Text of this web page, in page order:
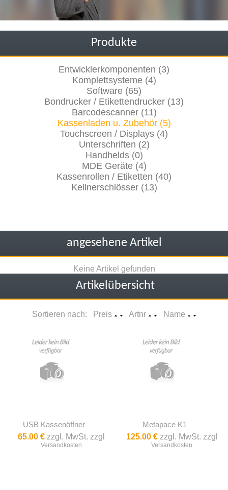
Produkte
Entwicklerkomponenten (3)
Komplettsysteme (4)
Software (65)
Bondrucker / Etikettendrucker (13)
Barcodescanner (11)
Kassenladen u. Zubehör (5)
Touchscreen / Displays (4)
Unterschriften (2)
Handhelds (0)
MDE Geräte (4)
Kassenrollen / Etiketten (40)
Kellnerschlösser (13)
angesehene Artikel
Keine Artikel gefunden
Artikelübersicht
Sortieren nach: Preis Artnr Name
USB Kassenöffner
65.00 €zzgl. MwSt. zzgl
Versandkosten
Metapace K1
125.00 €zzgl. MwSt. zzgl
Versandkosten